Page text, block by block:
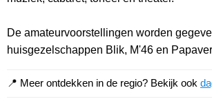
De amateurvoorstellingen worden
huisgezelschappen Blik, M'46 en
📍 Meer ontdekken in de regio? Bekijk ook